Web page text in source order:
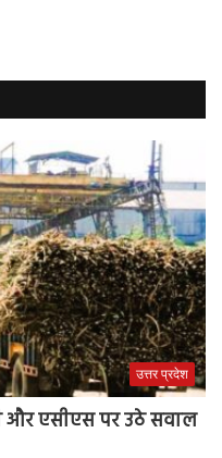
उत्तर प्रदेश
और एसीएस पर उठे सवाल